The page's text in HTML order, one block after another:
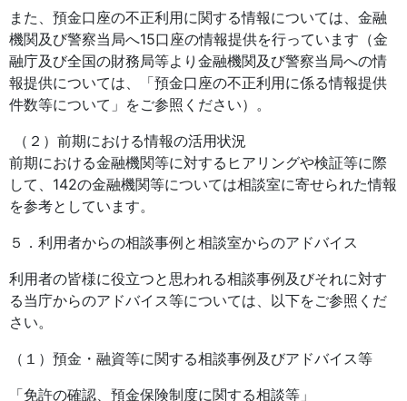
また、預金口座の不正利用に関する情報については、金融
機関及び警察当局へ15口座の情報提供を行っています（金
融庁及び全国の財務局等より金融機関及び警察当局への情
報提供については、「預金口座の不正利用に係る情報提供
件数等について」をご参照ください）。
（２）前期における情報の活用状況
前期における金融機関等に対するヒアリングや検証等に際
して、142の金融機関等については相談室に寄せられた情報
を参考としています。
５．利用者からの相談事例と相談室からのアドバイス
利用者の皆様に役立つと思われる相談事例及びそれに対す
る当庁からのアドバイス等については、以下をご参照くだ
さい。
（１）預金・融資等に関する相談事例及びアドバイス等
「免許の確認、預金保険制度に関する相談等」